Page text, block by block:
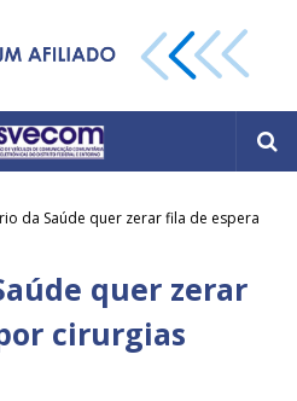
da Saúde quer zerar fila de espera
quer zerar
cirurgias